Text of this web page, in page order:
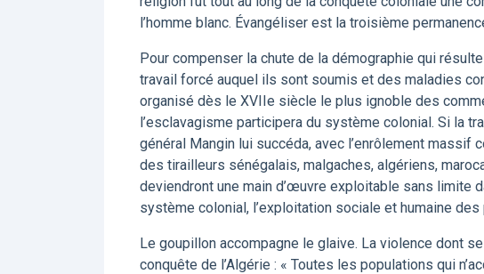
l’homme blanc. Évangéliser est la troisième
Pour compenser la chute de la démographie qui
travail forcé auquel ils sont soumis et des maladies
organisé dès le XVIIe siècle le plus ignoble des
l’esclavagisme participera du système colonial. Si la
général Mangin lui succéda, avec l’enrôlement
des tirailleurs sénégalais, malgaches, algériens,
deviendront une main d’œuvre exploitable sans limite
système colonial, l’exploitation sociale et humaine
Le goupillon accompagne le glaive. La violence dont
conquête de l’Algérie : « Toutes les populations qui